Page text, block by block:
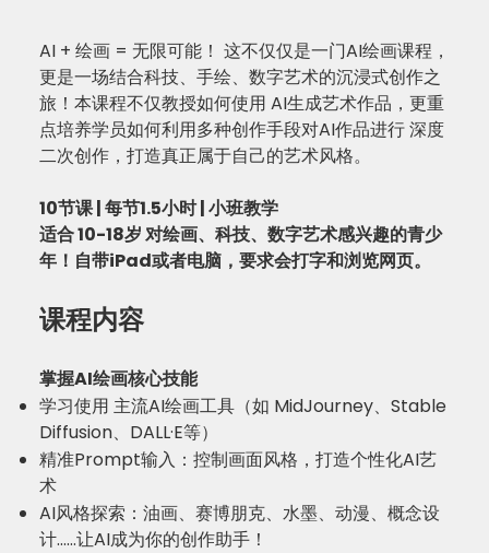
AI + 绘画 = 无限可能！ 这不仅仅是一门AI绘画课程，
更是一场结合科技、手绘、数字艺术的沉浸式创作之
旅！本课程不仅教授如何使用 AI生成艺术作品，更重
点培养学员如何利用多种创作手段对AI作品进行 深度
二次创作，打造真正属于自己的艺术风格。
10节课 | 每节1.5小时 | 小班教学
适合 10-18岁 对绘画、科技、数字艺术感兴趣的青少
年！自带iPad或者电脑，要求会打字和浏览网页。
课程内容
掌握AI绘画核心技能
学习使用 主流AI绘画工具（如 MidJourney、Stable
Diffusion、DALL·E等）
精准Prompt输入：控制画面风格，打造个性化AI艺
术
AI风格探索：油画、赛博朋克、水墨、动漫、概念设
计……让AI成为你的创作助手！